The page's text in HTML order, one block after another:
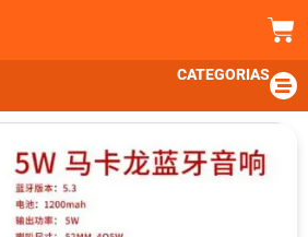
CATEGORIAS